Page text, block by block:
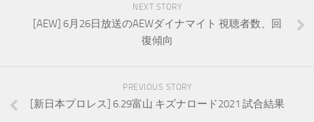
NEXT STORY
[AEW] 6月26日放送のAEWダイナマイト 視聴者数、回
復傾向
PREVIOUS STORY
[新日本プロレス] 6.29富山 キズナロード2021 試合結果